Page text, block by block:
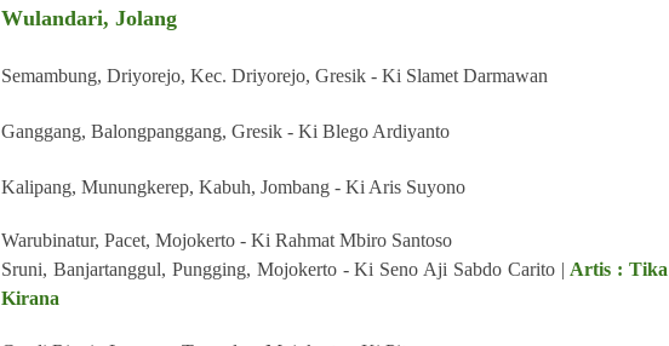
Wulandari, Jolang
Semambung, Driyorejo, Kec. Driyorejo, Gresik - Ki Slamet Darmawan
Ganggang, Balongpanggang, Gresik - Ki Blego Ardiyanto
Kalipang, Munungkerep, Kabuh, Jombang - Ki Aris Suyono
Warubinatur, Pacet, Mojokerto - Ki Rahmat Mbiro Santoso
Sruni, Banjartanggul, Pungging, Mojokerto - Ki Seno Aji Sabdo Carito | Artis : Tika
Kirana